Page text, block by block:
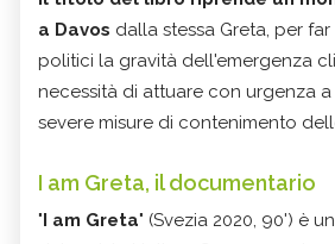
a Davos dalla stessa Greta, per
politici la gravità dell'emergenza
necessità di attuare con urgenza
severe misure di contenimento
I am Greta, il documentario
"I am Greta" (Svezia 2020, 90') è un